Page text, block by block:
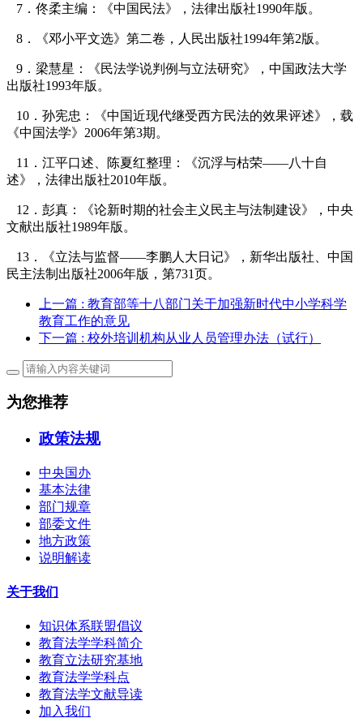
7 ．佟柔主编：《中国民法》，法律出版社1990年版。
8 ．《邓小平文选》第二卷，人民出版社1994年第2版。
9 ．梁慧星：《民法学说判例与立法研究》，中国政法大学
出版社1993年版。
10 ．孙宪忠：《中国近现代继受西方民法的效果评述》，载
《中国法学》 2006年第3期。
11 ．江平口述、陈夏红整理：《沉浮与枯荣——八十自
述》，法律出版社2010年版。
12 ．彭真：《论新时期的社会主义民主与法制建设》，中央
文献出版社1989年版。
13 ．《立法与监督——李鹏人大日记》，新华出版社、中国
民主法制出版社2006年版，第731页。
上一篇 : 教育部等十八部门关于加强新时代中小学科学
教育工作的意见
下一篇 : 校外培训机构从业人员管理办法（试行）
为您推荐
政策法规
中央国办
基本法律
部门规章
部委文件
地方政策
说明解读
关于我们
知识体系联盟倡议
教育法学学科简介
教育立法研究基地
教育法学学科点
教育法学文献导读
加入我们